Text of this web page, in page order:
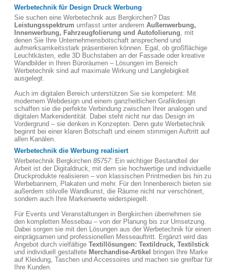
Werbetechnik für Design Druck Werbung
Sie suchen eine Werbetechnik aus Bergkirchen? Das
Leistungsspektrum umfasst unter anderem Außenwerbung,
Innenwerbung, Fahrzeugfolierung und Autofolierung, mit
denen Sie Ihre Unternehmensbotschaft ansprechend und
aufmerksamkeitsstark präsentieren können. Egal, ob großflächige
Leuchtkästen, edle 3D Buchstaben an der Fassade oder kreative
Wandbilder in Ihren Büroräumen – Lösungen im Bereich
Werbetechnik sind auf maximale Wirkung und Langlebigkeit
ausgelegt.
Auch im digitalen Bereich unterstützen Sie sie kompetent: Mit
modernem Webdesign und einem ganzheitlichen Grafikdesign
schaffen sie die perfekte Verbindung zwischen Ihrer analogen und
digitalen Markenidentität. Dabei steht nicht nur das Design im
Vordergrund – sie denken in Konzepten. Denn gute Werbetechnik
beginnt bei einer klaren Botschaft und einem stimmigen Auftritt auf
allen Kanälen.
Werbetechnik die Werbung realisiert
Werbetechnik Bergkirchen 85757: Ein wichtiger Bestandteil der
Arbeit ist der Digitaldruck, mit dem sie hochwertige und individuelle
Druckprodukte realisieren – von klassischen Printmedien bis hin zu
Werbebannern, Plakaten und mehr. Für den Innenbereich bieten sie
außerdem stilvolle Wandkunst, die Räume nicht nur verschönert,
sondern auch Ihre Markenwerte widerspiegelt.
Für Events und Veranstaltungen in Bergkirchen übernehmen sie
den kompletten Messebau – von der Planung bis zur Umsetzung.
Dabei sorgen sie mit den Lösungen aus der Werbetechnik für einen
einprägsamen und professionellen Messeauftritt. Ergänzt wird das
Angebot durch vielfältige Textillösungen: Textildruck, Textilstick
und individuell gestaltete Merchandise-Artikel
bringen Ihre Marke
auf Kleidung, Taschen und Accessoires und machen sie greifbar für
Ihre Kunden.